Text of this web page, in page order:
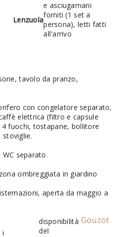
Lenzuola
e asciugamani
forniti (1 set a
persona), letti fatti
all'arrivo
tavolo da pranzo,
con congelatore separato,
elettrica (filtro e capsule
fuochi, tostapane, bollitore
separato.
ombreggiata in giardino
aperta da maggio a
i
disponibilità
del
Gouzot